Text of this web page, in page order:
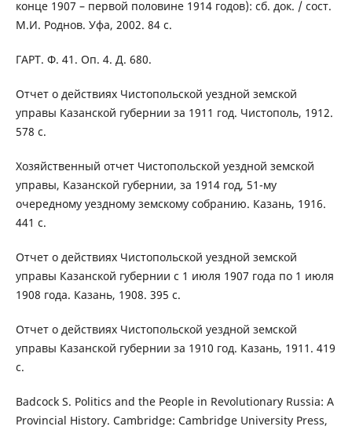
конце 1907 – первой половине 1914 годов): сб. док. / сост.
М.И. Роднов. Уфа, 2002. 84 с.
ГАРТ. Ф. 41. Оп. 4. Д. 680.
Отчет о действиях Чистопольской уездной земской
управы Казанской губернии за 1911 год. Чистополь, 1912.
578 с.
Хозяйственный отчет Чистопольской уездной земской
управы, Казанской губернии, за 1914 год, 51-му
очередному уездному земскому собранию. Казань, 1916.
441 с.
Отчет о действиях Чистопольской уездной земской
управы Казанской губернии с 1 июля 1907 года по 1 июля
1908 года. Казань, 1908. 395 с.
Отчет о действиях Чистопольской уездной земской
управы Казанской губернии за 1910 год. Казань, 1911. 419
с.
Badcock S. Politics and the People in Revolutionary Russia: A
Provincial History. Cambridge: Cambridge University Press,